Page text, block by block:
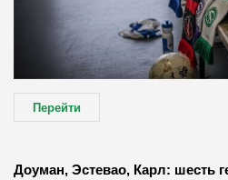
Перейти
Доуман, Эстевао, Карл: шесть